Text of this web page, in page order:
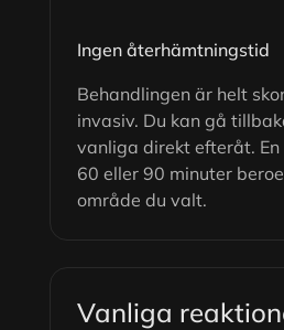
Ingen återhämtningstid
Behandlingen är helt
invasiv. Du kan gå
vanliga direkt efteråt.
60 eller 90 minuter
område du valt.
Vanliga